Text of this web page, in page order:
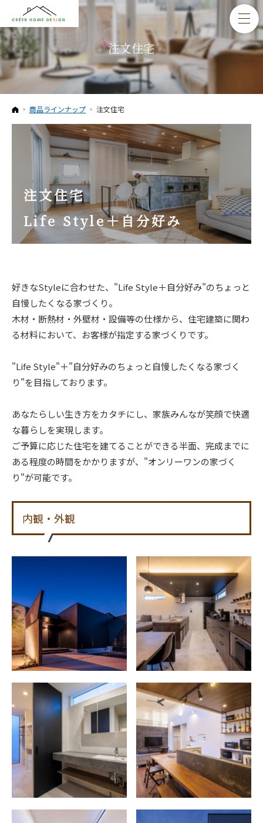
注文住宅
ホーム
商品ラインナップ 注文住宅
注文住宅
Life Style＋自分好み
好きなStyleに合わせた、"Life Style＋自分好み"のちょっと
自慢したくなる家づくり。
木材・断熱材・外壁材・設備等の仕様から、住宅建築に関わ
る材料において、お客様が指定する家づくりです。
"Life Style"＋"自分好みのちょっと自慢したくなる家づく
り"を目指しております。
あなたらしい生き方をカタチにし、家族みんなが笑顔で快適
な暮らしを実現します。
ご予算に応じた住宅を建てることができる半面、完成までに
ある程度の時間をかかりますが、"オンリーワンの家づく
り"が可能です。
内観・外観